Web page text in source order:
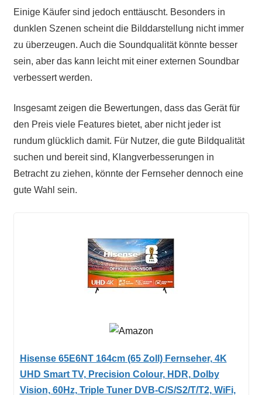
Einige Käufer sind jedoch enttäuscht. Besonders in
dunklen Szenen scheint die Bilddarstellung nicht immer
zu überzeugen. Auch die Soundqualität könnte besser
sein, aber das kann leicht mit einer externen Soundbar
verbessert werden.
Insgesamt zeigen die Bewertungen, dass das Gerät für
den Preis viele Features bietet, aber nicht jeder ist
rundum glücklich damit. Für Nutzer, die gute Bildqualität
suchen und bereit sind, Klangverbesserungen in
Betracht zu ziehen, könnte der Fernseher dennoch eine
gute Wahl sein.
Hisense 65E6NT 164cm (65 Zoll) Fernseher, 4K
UHD Smart TV, Precision Colour, HDR, Dolby
Vision, 60Hz, Triple Tuner DVB-C/S/S2/T/T2, WiFi,